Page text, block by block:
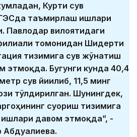
Курти сув
таъмирлаш ишлари
Павлодар вилоятидаги
томонидан Шидерти
тизимига сув жўнатиш
этмоқда. Бугунги кунда 40,4
сув йиғилиб, 11,5 минг
тўлдирилган. Шунингдек,
суғориш тизимига
давом этмоқда”, -